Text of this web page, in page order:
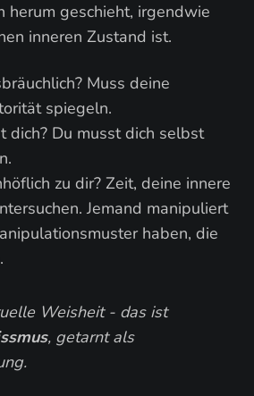
herum geschieht, irgendwie
inneren Zustand ist.
Muss deine
spiegeln.
dich? Du musst dich selbst
zu dir? Zeit, deine innere
Jemand manipuliert
haben, die
Weisheit - das ist
, getarnt als